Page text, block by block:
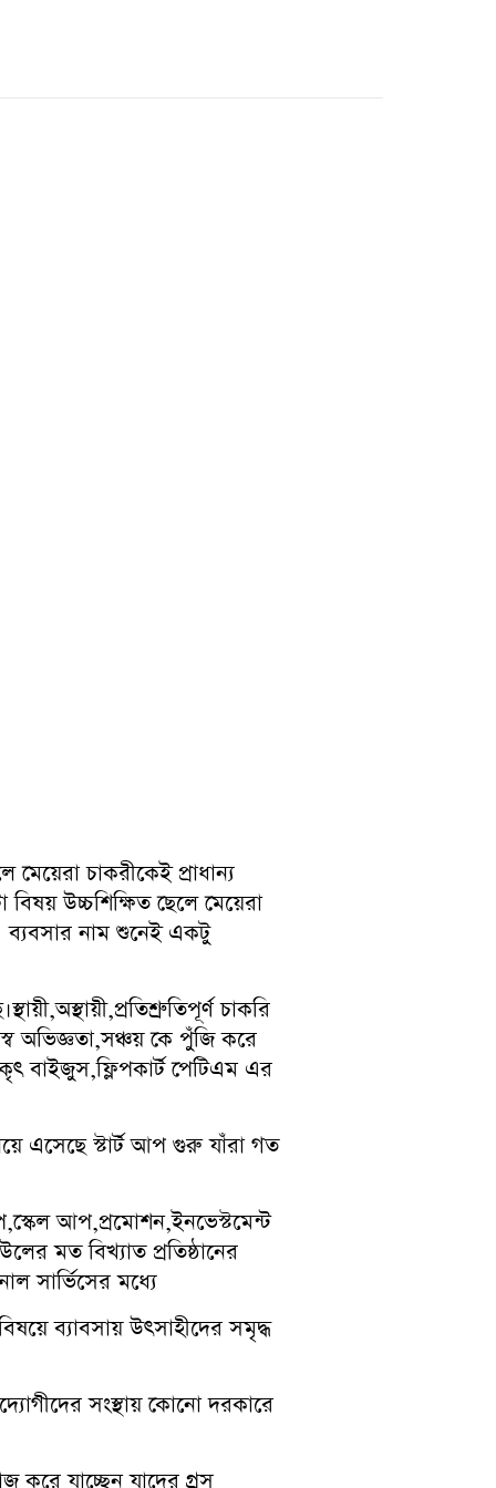
চাকরীকেই প্রাধান্য
উচ্চশিক্ষিত ছেলে মেয়েরা
ব্যবসার নাম শুনেই একটু
চাকরি
অভিজ্ঞতা,সঞ্চয় কে পুঁজি করে
বাইজুস,ফ্লিপকার্ট পেটিএম এর
এসেছে স্টার্ট আপ গুরু যাঁরা গত
আপ,প্রমোশন,ইনভেস্টমেন্ট
মত বিখ্যাত প্রতিষ্ঠানের
সার্ভিসের মধ্যে
ব্যাবসায় উৎসাহীদের সমৃদ্ধ
সংস্থায় কোনো দরকারে
যাচ্ছেন যাদের গ্রস